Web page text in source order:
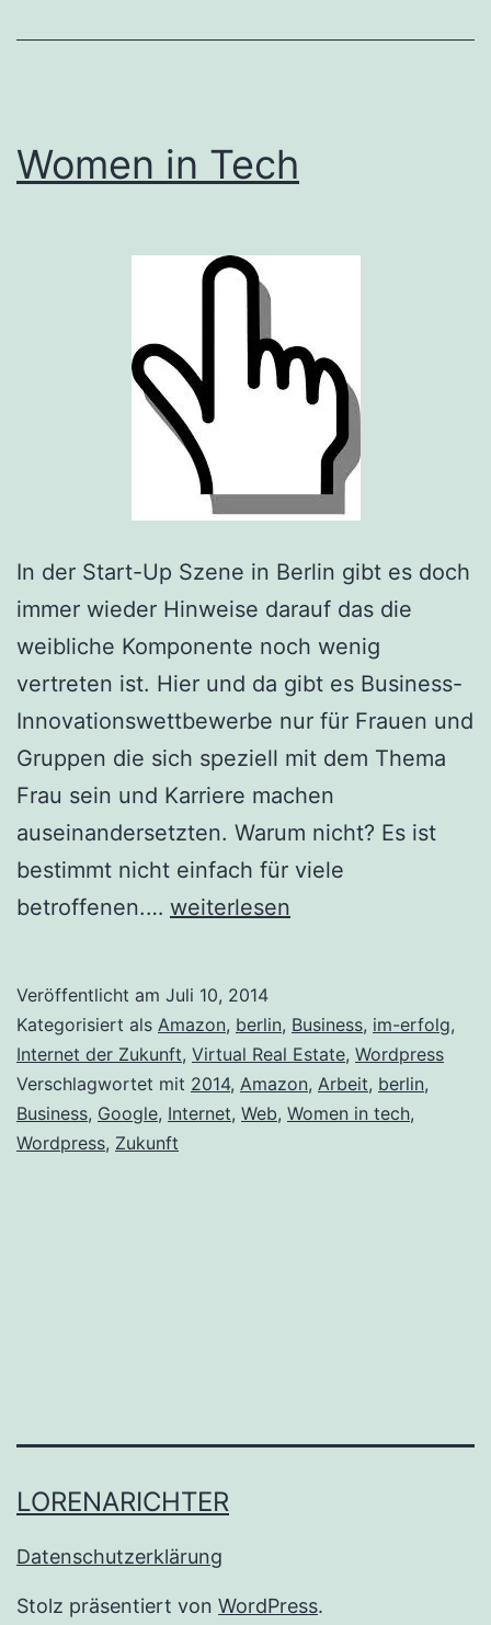
Women in Tech
In der Start-Up Szene in Berlin gibt es doch
immer wieder Hinweise darauf das die
weibliche Komponente noch wenig
vertreten ist. Hier und da gibt es Business-
Innovationswettbewerbe nur für Frauen und
Gruppen die sich speziell mit dem Thema
Frau sein und Karriere machen
auseinandersetzten. Warum nicht? Es ist
bestimmt nicht einfach für viele
betroffenen.… Women
weiterlesen
Veröffentlicht am Juli 10, 2014
Kategorisiert als Amazon, berlin, Business, im-erfolg,
Internet der Zukunft, Virtual Real Estate, Wordpress
Verschlagwortet mit 2014, Amazon, Arbeit, berlin,
Business, Google, Internet, Web, Women in tech,
Wordpress, Zukunft
LORENARICHTER
Datenschutzerklärung
Stolz präsentiert von WordPress.